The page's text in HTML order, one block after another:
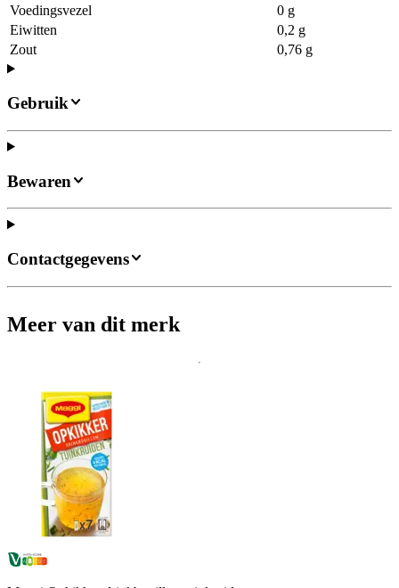
Voedingsvezel
0 g
Eiwitten
0,2 g
Zout
0,76 g
Gebruik
Bewaren
Contactgegevens
Meer van dit merk